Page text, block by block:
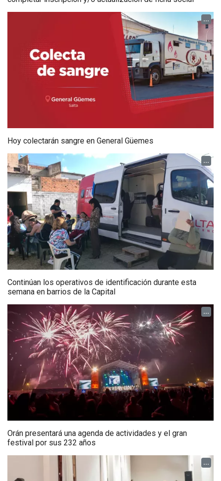
...
Hoy colectarán sangre en General Güemes
...
Continúan los operativos de identificación durante esta
semana en barrios de la Capital
...
Orán presentará una agenda de actividades y el gran
festival por sus 232 años
...